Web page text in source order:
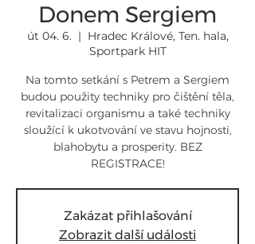
Donem Sergiem
út 04. 6.
  |
Hradec Králové, Ten. hala,
Sportpark HIT
Na tomto setkání s Petrem a Sergiem
budou použity techniky pro čištění těla,
revitalizaci organismu a také techniky
sloužící k ukotvování ve stavu hojnosti,
blahobytu a prosperity. BEZ
REGISTRACE!
Zakázat přihlašování
Zobrazit další události